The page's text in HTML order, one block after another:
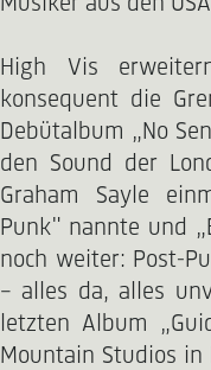
High Vis
konsequent die
Debütalbum „No
den Sound der
Graham Sayle
Punk" nannte und
noch weiter: Post-
– alles da, alles
letzten Album
Mountain Studios